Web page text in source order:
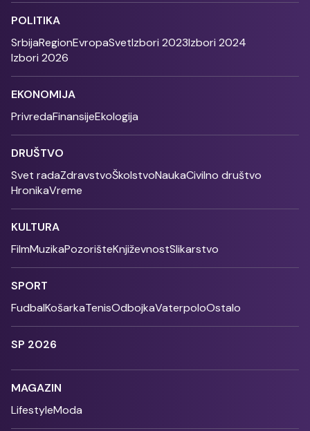
POLITIKA
SrbijaRegionEvropaSvetIzbori 2023Izbori 2024
Izbori 2026
EKONOMIJA
PrivredaFinansijeEkologija
DRUŠTVO
Svet radaZdravstvoŠkolstvoNaukaCivilno društvo
HronikaVreme
KULTURA
FilmMuzikaPozorišteKnjiževnostSlikarstvo
SPORT
FudbalKošarkaTenisOdbojkaVaterpoloOstalo
SP 2026
MAGAZIN
LifestyleModa